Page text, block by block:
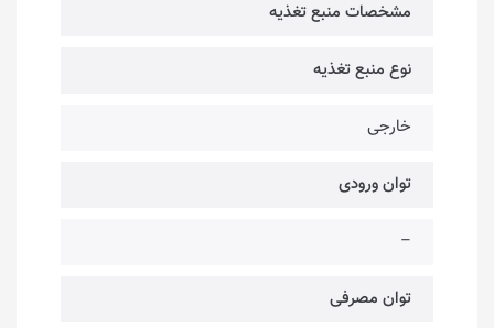
مشخصات منبع تغذیه
نوع منبع تغذیه
خارجی
توان ورودی
–
توان مصرفی